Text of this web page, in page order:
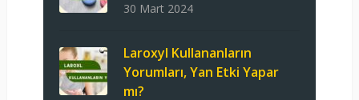
30 Mart 2024
Laroxyl Kullananların
Yorumları, Yan Etki Yapar
mı?